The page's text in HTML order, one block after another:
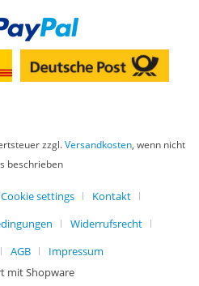
zzgl.Versandkosten, wenn nicht
beschrieben
Cookie settings
Kontakt
Widerrufsrecht
AGB
Impressum
mit Shopware